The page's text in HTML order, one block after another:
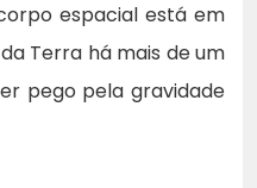
espacial está em
Terra há mais de um
pego pela gravidade